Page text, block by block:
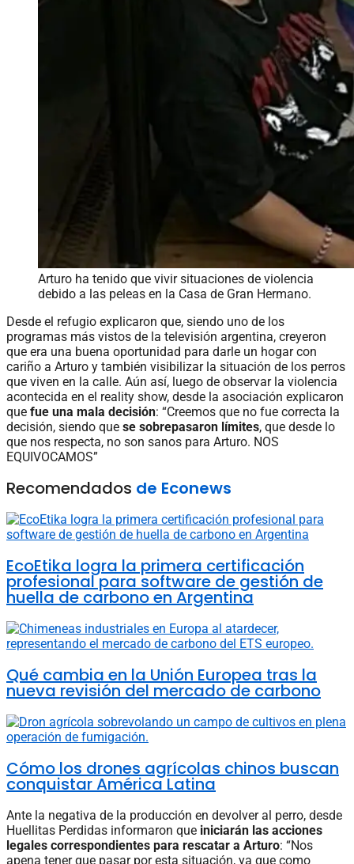
Arturo ha tenido que vivir situaciones de violencia
debido a las peleas en la Casa de Gran Hermano.
Desde el refugio explicaron que, siendo uno de los
programas más vistos de la televisión argentina, creyeron
que era una buena oportunidad para darle un hogar con
cariño a Arturo y también visibilizar la situación de los perros
que viven en la calle. Aún así, luego de observar la violencia
acontecida en el reality show, desde la asociación explicaron
que fue una mala decisión: “Creemos que no fue correcta la
decisión, siendo que se sobrepasaron límites, que desde lo
que nos respecta, no son sanos para Arturo. NOS
EQUIVOCAMOS”
Recomendados de Econews
EcoEtika logra la primera certificación
profesional para software de gestión de
huella de carbono en Argentina
Qué cambia en la Unión Europea tras la
nueva revisión del mercado de carbono
Cómo los drones agrícolas chinos buscan
conquistar América Latina
Ante la negativa de la producción en devolver al perro, desde
Huellitas Perdidas informaron que iniciarán las acciones
legales correspondientes para rescatar a Arturo: “Nos
apena tener que pasar por esta situación, ya que como